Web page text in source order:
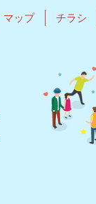
マップ チラシ